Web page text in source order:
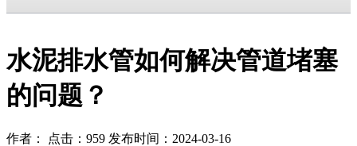
水泥排水管如何解决管道堵塞
的问题？
作者： 点击：959 发布时间：2024-03-16